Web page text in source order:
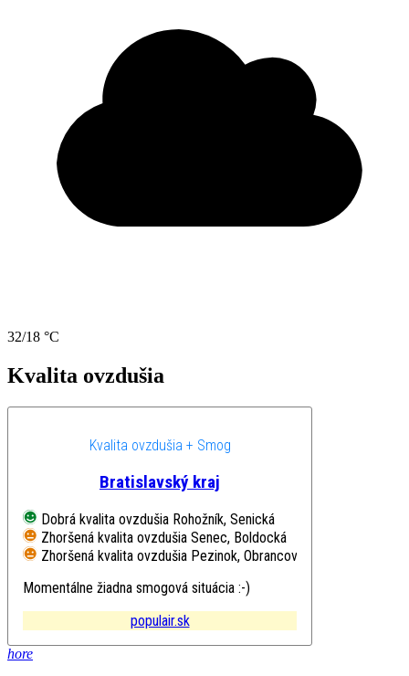
32/18 °C
Kvalita ovzdušia
Kvalita ovzdušia + Smog
Bratislavský kraj
Dobrá kvalita ovzdušia Rohožník, Senická
Zhoršená kvalita ovzdušia Senec, Boldocká
Zhoršená kvalita ovzdušia Pezinok, Obrancov mieru
Momentálne žiadna smogová situácia :-)
populair.sk
hore